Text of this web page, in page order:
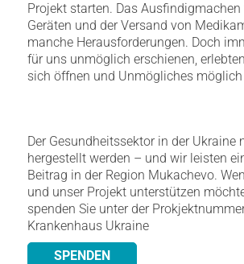
Projekt starten. Das Ausfindigmachen
Geräten und der Versand von
manche Herausforderungen. Doch
für uns unmöglich erschienen,
sich öffnen und Unmögliches
Der Gesundheitssektor in der Ukraine
hergestellt werden – und wir leisten
Beitrag in der Region Mukachevo.
und unser Projekt unterstützen
spenden Sie unter der
Krankenhaus Ukraine
SPENDEN